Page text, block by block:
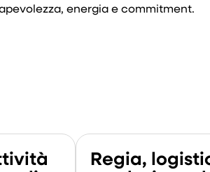
energia e commitment.
Regia,